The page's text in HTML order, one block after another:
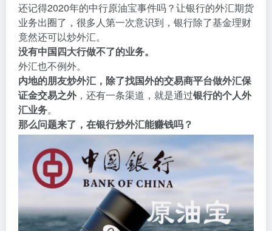
还记得2020年的中行原油宝事件吗？让银行的外汇期货
业务出圈了，很多人第一次意识到，银行除了基金理财
竟然还可以炒外汇。
没有中国四大行做不了的业务。
外汇也不例外。
内地的朋友炒外汇，除了找国外的交易商平台做外汇保
证金交易之外，还有一条渠道，就是通过银行的个人外
汇业务。
那么问题来了，在银行炒外汇能赚钱吗？